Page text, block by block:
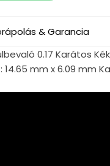
& Garancia
0.17 Karátos
mm x 6.09 mm